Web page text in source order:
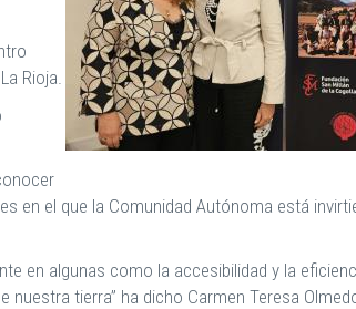
Rioja.
en el que la Comunidad Autónoma está
en algunas como la accesibilidad y la
tierra” ha dicho Carmen Teresa